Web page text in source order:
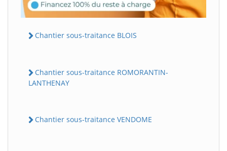
Chantier sous-traitance BLOIS
Chantier sous-traitance ROMORANTIN-
LANTHENAY
Chantier sous-traitance VENDOME